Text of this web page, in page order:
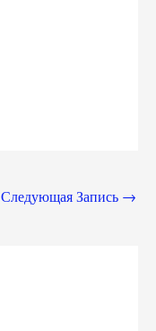
Следующая Запись →